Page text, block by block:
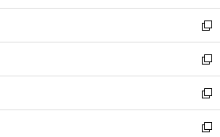
開
く
新
し
い
ウ
ィ
ン
ド
新
し
い
ウ
ィ
新
し
い
新